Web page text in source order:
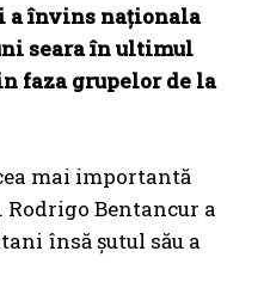
a învins naționala
seara în ultimul
faza grupelor de la
mai importantă
Bentancur a
însă șutul său a